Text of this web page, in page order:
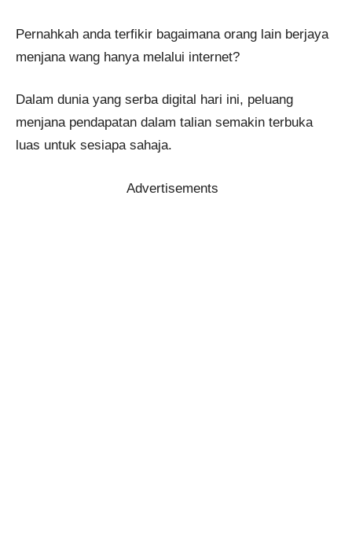
Pernahkah anda terfikir bagaimana orang lain berjaya
menjana wang hanya melalui internet?
Dalam dunia yang serba digital hari ini, peluang
menjana pendapatan dalam talian semakin terbuka
luas untuk sesiapa sahaja.
Advertisements